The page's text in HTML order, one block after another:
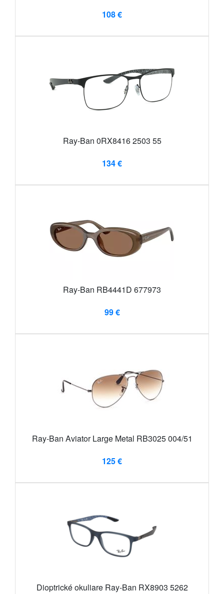
108 €
Ray-Ban 0RX8416 2503 55
134 €
Ray-Ban RB4441D 677973
99 €
Ray-Ban Aviator Large Metal RB3025 004/51
125 €
Dioptrické okuliare Ray-Ban RX8903 5262